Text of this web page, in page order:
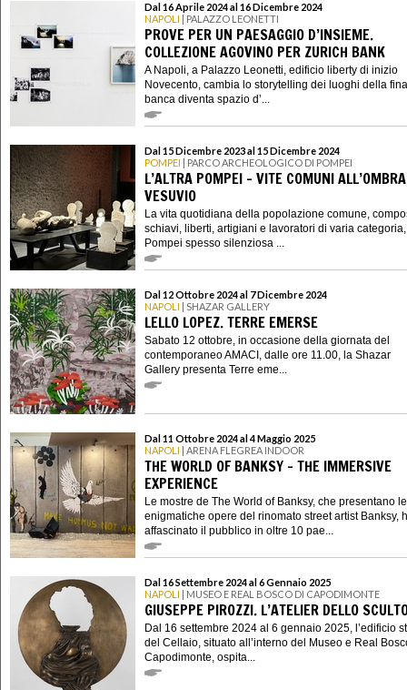
Dal 16 Aprile 2024 al 16 Dicembre 2024
NAPOLI | PALAZZO LEONETTI
PROVE PER UN PAESAGGIO D’INSIEME.
COLLEZIONE AGOVINO PER ZURICH BANK
A Napoli, a Palazzo Leonetti, edificio liberty di inizio
Novecento, cambia lo storytelling dei luoghi della
banca diventa spazio d’...
Dal 15 Dicembre 2023 al 15 Dicembre 2024
POMPEI | PARCO ARCHEOLOGICO DI POMPEI
L’ALTRA POMPEI – VITE COMUNI
VESUVIO
La vita quotidiana della popolazione comune,
schiavi, liberti, artigiani e lavoratori di varia
Pompei spesso silenziosa ...
Dal 12 Ottobre 2024 al 7 Dicembre 2024
NAPOLI | SHAZAR GALLERY
LELLO LOPEZ. TERRE EMERSE
Sabato 12 ottobre, in occasione della giornata del
contemporaneo AMACI, dalle ore 11.00, la Shazar
Gallery presenta Terre eme...
Dal 11 Ottobre 2024 al 4 Maggio 2025
NAPOLI | ARENA FLEGREA INDOOR
THE WORLD OF BANKSY – THE IMMERSIVE
EXPERIENCE
Le mostre de The World of Banksy, che presentano le
enigmatiche opere del rinomato street artist Banksy,
affascinato il pubblico in oltre 10 pae...
Dal 16 Settembre 2024 al 6 Gennaio 2025
NAPOLI | MUSEO E REAL BOSCO DI CAPODIMONTE
GIUSEPPE PIROZZI. L’ATELIER DELLO
Dal 16 settembre 2024 al 6 gennaio 2025, l’edificio
del Cellaio, situato all’interno del Museo e Real
Capodimonte, ospita...